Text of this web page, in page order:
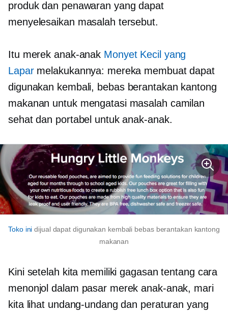
produk dan penawaran yang dapat
menyelesaikan masalah tersebut.
Itu merek anak-anak Monyet Kecil yang
Laparmelakukannya: mereka membuat dapat
digunakan kembali, bebas berantakan kantong
makanan untuk mengatasi masalah camilan
sehat dan portabel untuk anak-anak.
Toko ini dijual dapat digunakan kembali bebas berantakan kantong
makanan
Kini setelah kita memiliki gagasan tentang cara
menonjol dalam pasar merek anak-anak, mari
kita lihat undang-undang dan peraturan yang